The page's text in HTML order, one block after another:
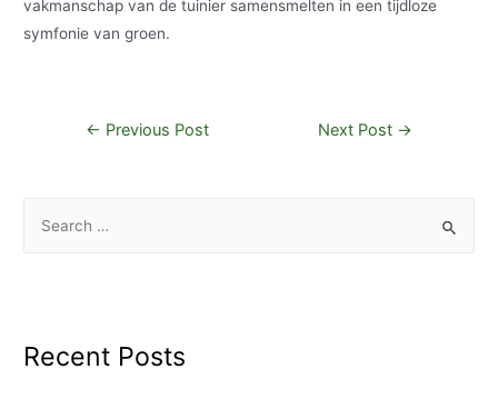
h
Recent Posts
vakmanschap van de tuinier samensmelten in een tijdloze
symfonie van groen.
Post← Previous Post Next Post →